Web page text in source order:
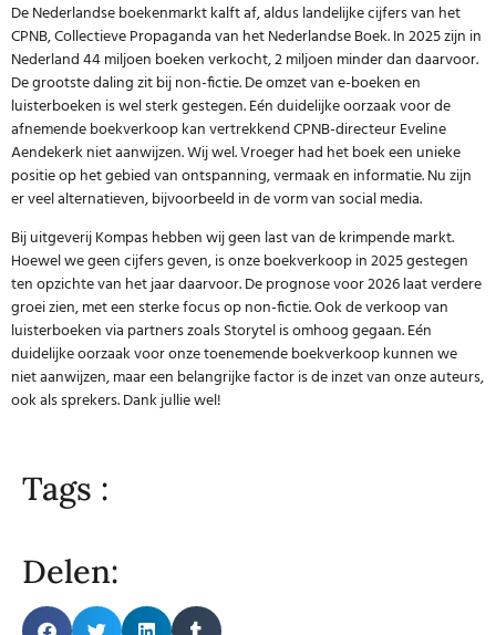
De Nederlandse boekenmarkt kalft af, aldus landelijke cijfers van het
CPNB, Collectieve Propaganda van het Nederlandse Boek. In 2025 zijn in
Nederland 44 miljoen boeken verkocht, 2 miljoen minder dan daarvoor.
De grootste daling zit bij non-fictie. De omzet van e-boeken en
luisterboeken is wel sterk gestegen. Eén duidelijke oorzaak voor de
afnemende boekverkoop kan vertrekkend CPNB-directeur Eveline
Aendekerk niet aanwijzen. Wij wel. Vroeger had het boek een unieke
positie op het gebied van ontspanning, vermaak en informatie. Nu zijn
er veel alternatieven, bijvoorbeeld in de vorm van social media.
Bij uitgeverij Kompas hebben wij geen last van de krimpende markt.
Hoewel we geen cijfers geven, is onze boekverkoop in 2025 gestegen
ten opzichte van het jaar daarvoor. De prognose voor 2026 laat verdere
groei zien, met een sterke focus op non-fictie. Ook de verkoop van
luisterboeken via partners zoalsStorytelis omhoog gegaan. Eén
duidelijke oorzaak voor onze toenemende boekverkoop kunnen we
niet aanwijzen, maar een belangrijke factor is de inzet van onze auteurs,
ook als sprekers. Dank jullie wel!
Tags :
Delen: